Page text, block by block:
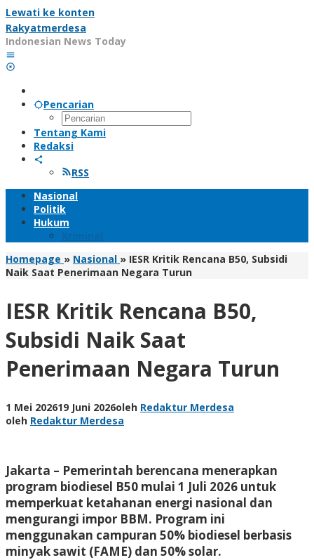
Lewati ke konten
Rakyatmerdesa
Indonesian News Today
Pencarian
Tentang Kami
Redaksi
RSS
Nasional
Politik
Hukum
Kriminal
Homepage » Nasional » IESR Kritik Rencana B50, Subsidi
Naik Saat Penerimaan Negara Turun
IESR Kritik Rencana B50,
Subsidi Naik Saat
Penerimaan Negara Turun
1 Mei 202619 Juni 2026oleh Redaktur Merdesa
oleh Redaktur Merdesa
Jakarta – Pemerintah berencana menerapkan
program biodiesel B50 mulai 1 Juli 2026 untuk
memperkuat ketahanan energi nasional dan
mengurangi impor BBM. Program ini
menggunakan campuran 50% biodiesel berbasis
minyak sawit (FAME) dan 50% solar.